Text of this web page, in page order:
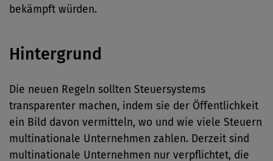
bekämpft würden.
Hintergrund
Die neuen Regeln sollten Steuersystems
transparenter machen, indem sie der Öffentlichkeit
ein Bild davon vermitteln, wo und wie viele Steuern
multinationale Unternehmen zahlen. Derzeit sind
multinationale Unternehmen nur verpflichtet, die